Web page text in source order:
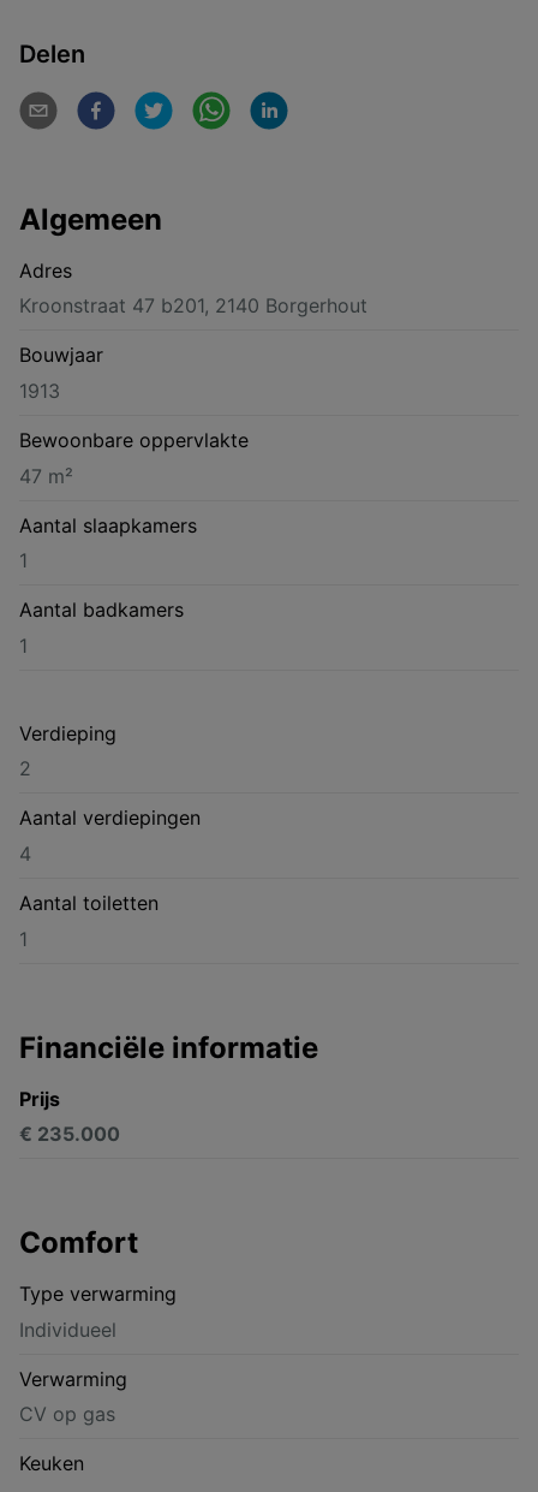
Delen
Algemeen
Adres
Kroonstraat 47 b201, 2140 Borgerhout
Bouwjaar
1913
Bewoonbare oppervlakte
47 m²
Aantal slaapkamers
1
Aantal badkamers
1
Verdieping
2
Aantal verdiepingen
4
Aantal toiletten
1
Financiële informatie
Prijs
€ 235.000
Comfort
Type verwarming
Individueel
Verwarming
CV op gas
Keuken